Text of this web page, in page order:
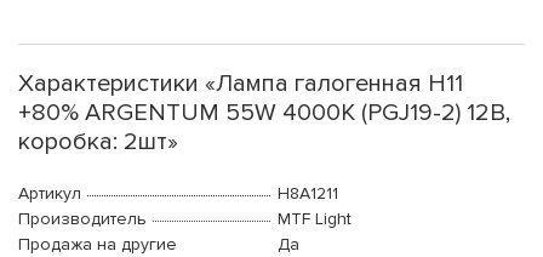
Характеристики «Лампа галогенная H11
+80% ARGENTUM 55W 4000К (PGJ19-2) 12В,
коробка: 2шт»
Артикул
H8A1211
Производитель
MTF Light
Продажа на другие
Да